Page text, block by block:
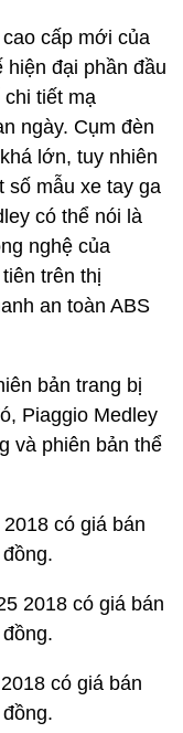
cấp mới của
đại phần đầu
tiết mạ
ngày. Cụm đèn
lớn, tuy nhiên
số mẫu xe tay ga
có thể nói là
nghệ của
trên thị
an toàn ABS
bản trang bị
Piaggio Medley
và phiên bản thể
có giá bán
2018 có giá bán
có giá bán